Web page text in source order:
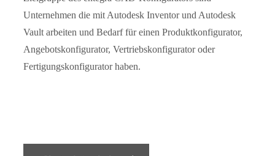
Unternehmen die mit Autodesk Inventor und Autodesk
Vault arbeiten und Bedarf für einen Produktkonfigurator,
Angebotskonfigurator, Vertriebskonfigurator oder
Fertigungskonfigurator haben.